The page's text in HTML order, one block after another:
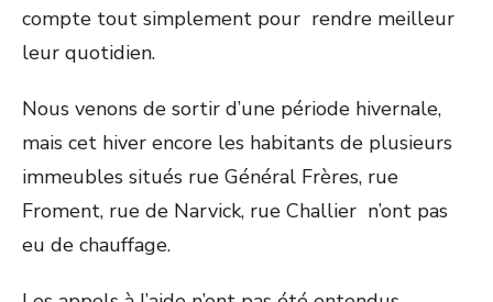
compte tout simplement pour rendre meilleur
leur quotidien.
Nous venons de sortir d’une période hivernale,
mais cet hiver encore les habitants de plusieurs
immeubles situés rue Général Frères, rue
Froment, rue de Narvick, rue Challier n’ont pas
eu de chauffage.